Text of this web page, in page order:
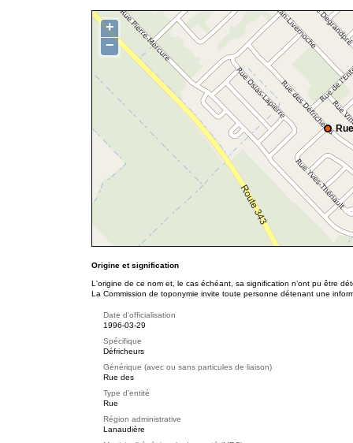
+
−
Origine et signification
L'origine de ce nom et, le cas échéant, sa signification n’ont pu être
La Commission de toponymie invite toute personne détenant une
Date d'officialisation
1996-03-29
Spécifique
Défricheurs
Générique (avec ou sans particules de liaison)
Rue des
Type d'entité
Rue
Région administrative
Lanaudière